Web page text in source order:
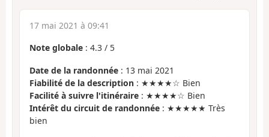
17 mai 2021 à 09:41
Note globale : 4.3 / 5
Date de la randonnée : 13 mai 2021
Fiabilité de la description : ★★★★☆ Bien
Facilité à suivre l'itinéraire : ★★★★☆ Bien
Intérêt du circuit de randonnée : ★★★★★ Très
bien